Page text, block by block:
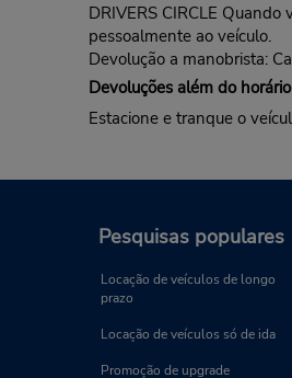
DRIVERS CIRCLE
pessoalmente ao veículo.
Devolução a manobrista:
Devoluções além do horário
Estacione e tranque o
Pesquisas populares
Locação de veículos de longo
prazo
Locação de veículos só de ida
Promoção de upgrade